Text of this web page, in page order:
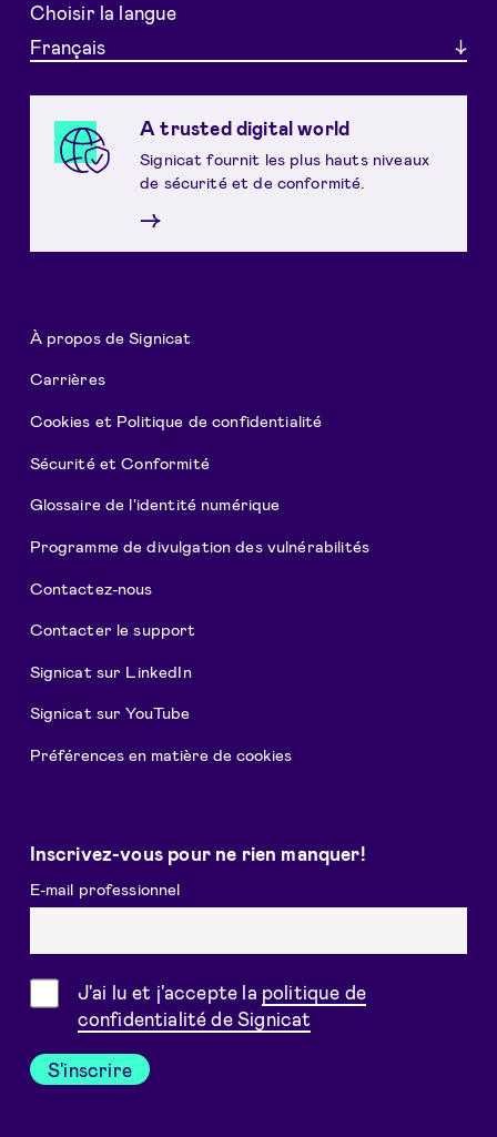
Choisir la langue
Français
A trusted digital world
Signicat fournit les plus hauts niveaux
de sécurité et de conformité.
→
À propos de Signicat
Carrières
Cookies et Politique de confidentialité
Sécurité et Conformité
Glossaire de l'identité numérique
Programme de divulgation des vulnérabilités
Contactez-nous
Contacter le support
Signicat sur LinkedIn
Signicat sur YouTube
Préférences en matière de cookies
Inscrivez-vous pour ne rien manquer!
E-mail professionnel
Consentement
J'ai lu et j'accepte la politique de
confidentialité de Signicat
S'inscrire